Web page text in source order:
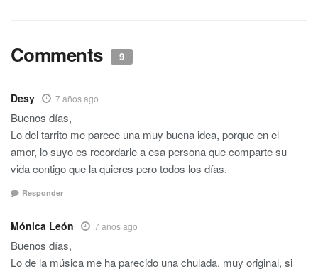
Comments 9
Desy 7 años ago
Buenos días,
Lo del tarrito me parece una muy buena idea, porque en el
amor, lo suyo es recordarle a esa persona que comparte su
vida contigo que la quieres pero todos los días.
Responder
Mónica León 7 años ago
Buenos días,
Lo de la música me ha parecido una chulada, muy original, si